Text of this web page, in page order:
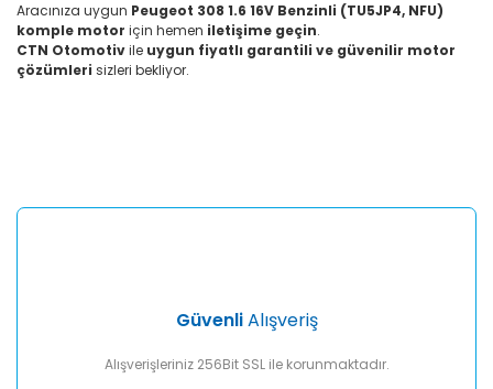
Aracınıza uygun Peugeot 308 1.6 16V Benzinli (TU5JP4, NFU)
komple motor için hemen iletişime geçin.
CTN Otomotivile uygun fiyatlı garantili ve güvenilir motor
çözümleri sizleri bekliyor.
Yorum Yaz
Ürün fiyatı diğer sitelerden daha pahalı.
GüvenliAlışveriş
Alışverişleriniz 256Bit SSL ile korunmaktadır.